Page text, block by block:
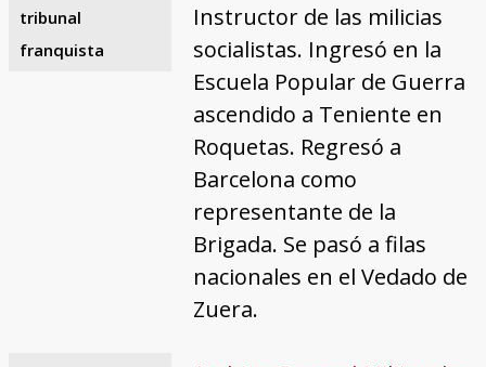
tribunal
franquista
Instructor de las milicias
socialistas. Ingresó en la
Escuela Popular de Guerra
ascendido a Teniente en
Roquetas. Regresó a
Barcelona como
representante de la
Brigada. Se pasó a filas
nacionales en el Vedado de
Zuera.